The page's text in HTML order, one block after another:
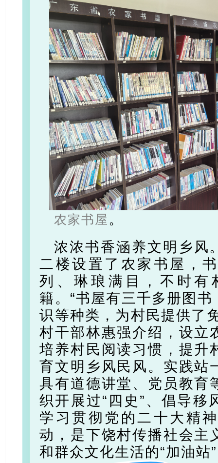
农家书屋 。
浓浓书香涵养文明乡风
二楼设置了农家书屋，
列、琳琅满目，不时有
籍。“书屋有三千多册图
识等种类，为村民提供了
村干部林惠强介绍，设立
培养村民阅读习惯，提升
育文明乡风民风。实践站
具有道德讲堂、党员教育
织开展过“四史”、倡导移
学习贯彻党的二十大精
动，是下饶村传播社会主
和群众文化生活的“加油站